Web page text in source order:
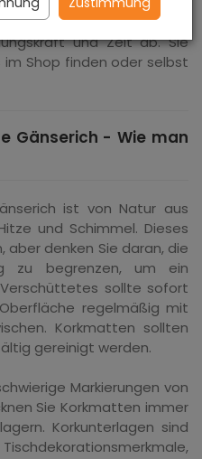
oder Geburtstag sein.
und Zeit ab. Sie
im Shop finden oder selbst
Gänserich - Wie man
ist von Natur aus
und Schimmel. Dieses
aber denken Sie daran, die
zu begrenzen, um ein
Verschüttetes sollte sofort
regelmäßig mit
Korkmatten sollten
gereinigt werden.
Markierungen von
Sie Korkmatten immer
Korkunterlagen sind